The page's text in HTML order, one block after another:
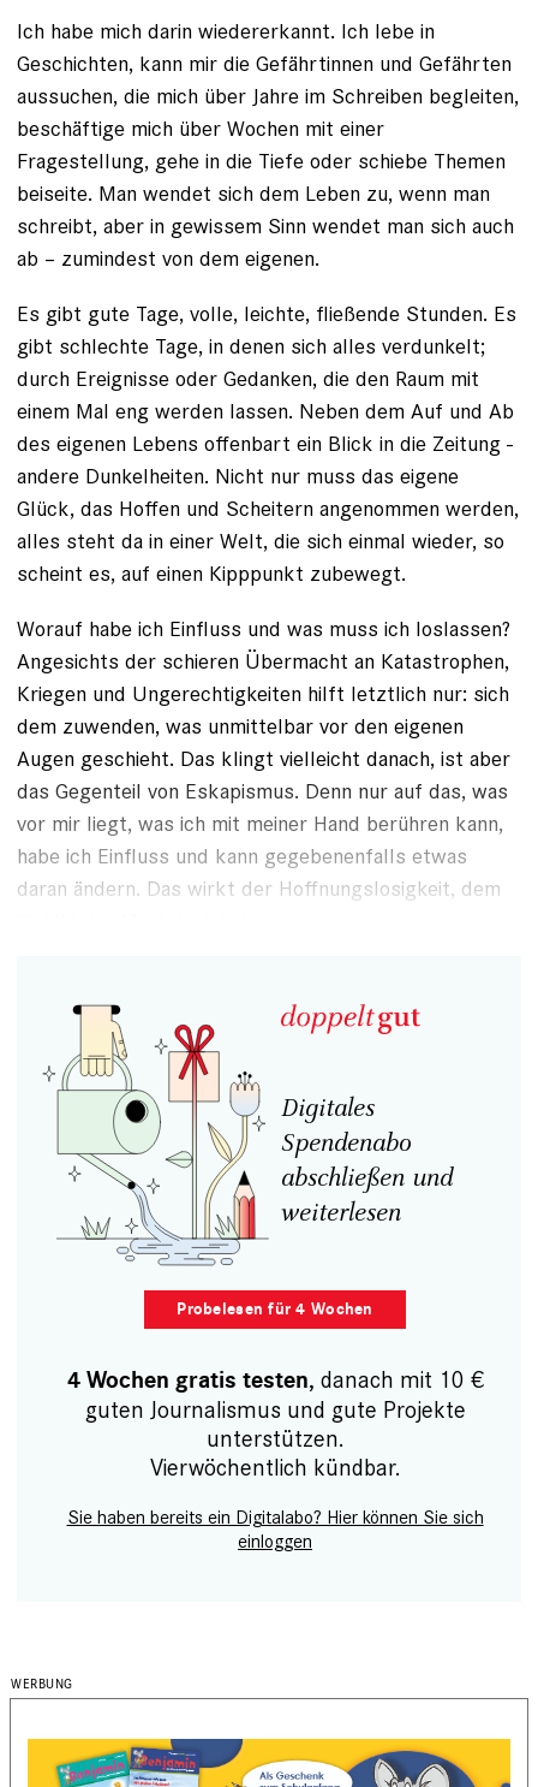
Ich habe mich darin wiedererkannt. Ich lebe in
Geschichten, kann mir die Gefährtinnen und Gefährten
aussuchen, die mich über Jahre im Schreiben begleiten,
beschäftige mich über Wochen mit einer
Fragestellung, gehe in die Tiefe oder schiebe Themen
beiseite. Man wendet sich dem Leben zu, wenn man
schreibt, aber in gewissem Sinn wendet man sich auch
ab – zumindest von dem eigenen.
Es gibt gute Tage, volle, leichte, fließende Stunden. Es
gibt schlechte Tage, in denen sich alles verdunkelt;
durch ­Ereignisse oder Gedanken, die den Raum mit
einem Mal eng werden lassen. Neben dem Auf und Ab
des ­eigenen Lebens offenbart ein Blick in die Zeitung ­
andere ­Dunkelheiten. Nicht nur muss das eigene
Glück, das ­Hoffen und ­Scheitern angenommen werden,
alles steht da in einer Welt, die sich einmal wieder, so
scheint es, auf einen Kipppunkt zubewegt.
Worauf habe ich Einfluss und was muss ich loslassen?
Angesichts der schieren Übermacht an Katastrophen,
Kriegen und Ungerechtigkeiten hilft letztlich nur: sich
dem zuwenden, was unmittelbar vor den eigenen
Augen geschieht. Das klingt vielleicht danach, ist aber
das Gegenteil von Eskapismus. Denn nur auf das, was
vor mir liegt, was ich mit meiner Hand berühren kann,
habe ich Einfluss und kann gegebenenfalls etwas
daran ändern. Das wirkt der Hoffnungslosigkeit, dem
Digitales
Spendenabo
abschließen und
weiterlesen
Probelesen für 4 Wochen
4 Wochen gratis testen, danach mit 10 €
guten Journalismus und gute Projekte
unterstützen.
Vierwöchentlich kündbar.
Sie haben bereits ein Digitalabo? Hier können Sie sich
einloggen